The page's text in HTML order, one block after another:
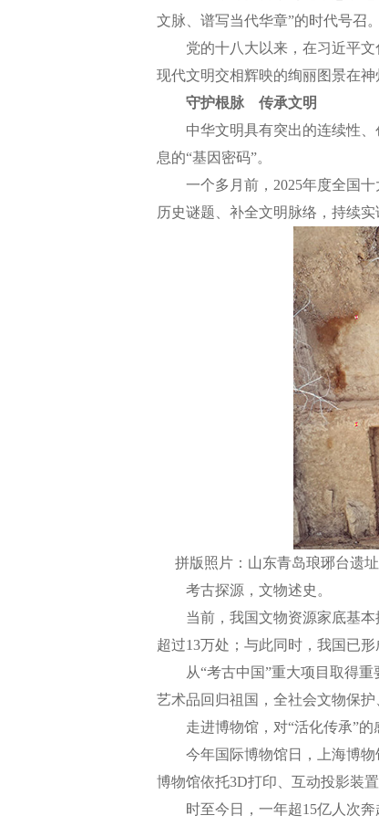
文脉、谱写当代华章”的时代号召。
党的十八大以来，在习近平文
现代文明交相辉映的绚丽图景在神
守护根脉 传承文明
中华文明具有突出的连续性、
息的“基因密码”。
一个多月前，2025年度全国十
历史谜题、补全文明脉络，持续实
拼版照片：山东青岛琅琊台遗
考古探源，文物述史。
当前，我国文物资源家底基本
超过13万处；与此同时，我国已
从“考古中国”重大项目取得重
艺术品回归祖国，全社会文物保护
走进博物馆，对“活化传承”的
今年国际博物馆日，上海博物
博物馆依托3D打印、互动投影装
时至今日，一年超15亿人次奔